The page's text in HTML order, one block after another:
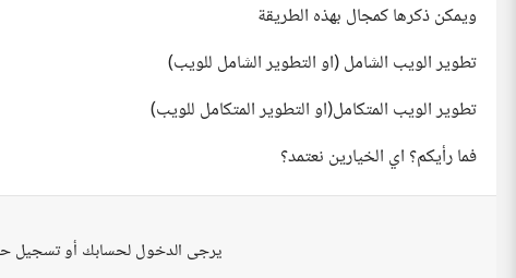
ويمكن ذكرها كمجال بهذه الطريقة
تطوير الويب الشامل (او التطوير الشامل للويب)
تطوير الويب المتكامل(او التطوير المتكامل للويب)
فما رأيكم؟ اي الخيارين نعتمد؟
يرجى الدخول لحسابك أو تسجيل